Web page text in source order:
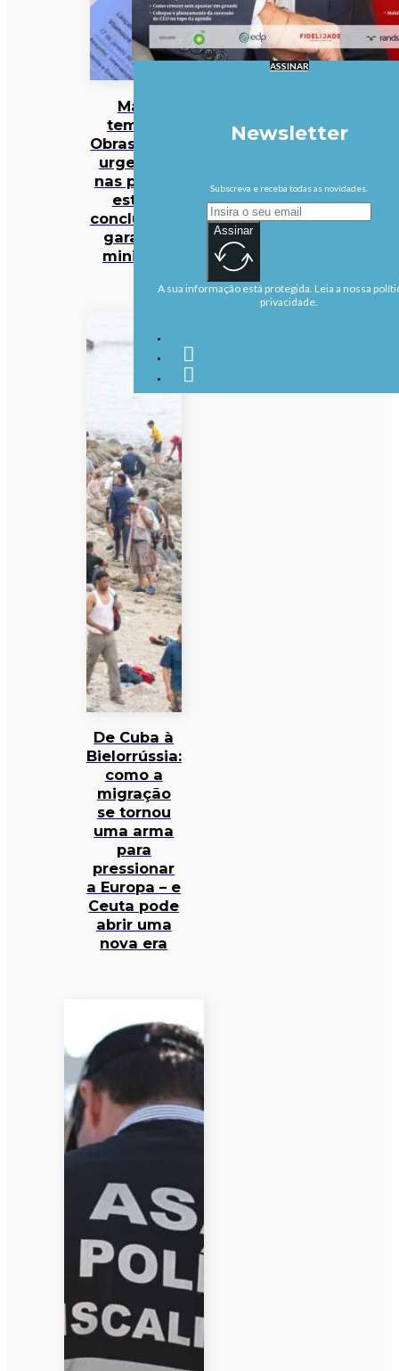
Mau
tempo:
Obras mais
urgentes
nas praias
estão
concluídas,
garante
ministra
De Cuba à
Bielorrússia:
como a
migração
se tornou
uma arma
para
pressionar
a Europa – e
Ceuta pode
abrir uma
nova era
ASSINAR
Newsletter
Subscreva e receba todas as novidades.
Assinar
A sua informação está protegida. Leia a nossa
privacidade.